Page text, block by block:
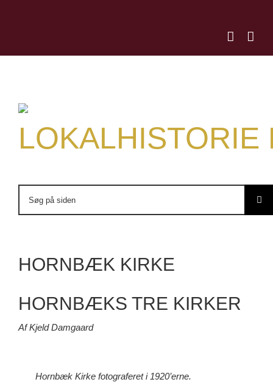
HORNBÆK KIRKE
HORNBÆKS TRE KIRKER
Af Kjeld Damgaard
Hornbæk Kirke fotograferet i 1920’erne.